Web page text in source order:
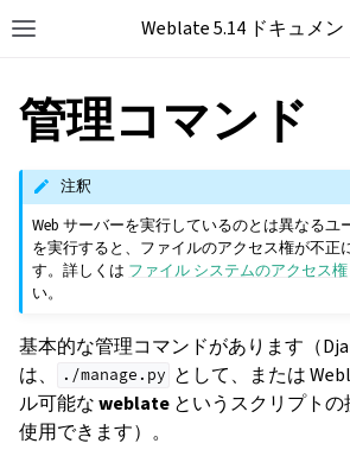
Weblate 5.14 ドキュメン
管理コマンド
注釈
Web サーバーを実行しているのとは異なるユ
を実行すると、ファイルのアクセス権が不正
す。詳しくは ファイル システムのアクセス権
い。
基本的な管理コマンドがあります（
は、
./manage.py として、または
ル可能なweblate というスクリプト
使用できます）。